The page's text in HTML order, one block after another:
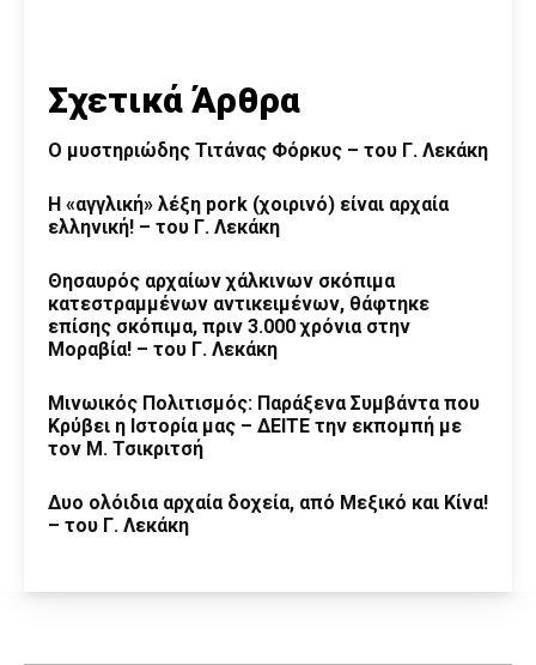
Σχετικά Άρθρα
O μυστηριώδης Τιτάνας Φόρκυς – του Γ. Λεκάκη
Η «αγγλική» λέξη pork (χοιρινό) είναι αρχαία
ελληνική! – του Γ. Λεκάκη
Θησαυρός αρχαίων χάλκινων σκόπιμα
κατεστραμμένων αντικειμένων, θάφτηκε
επίσης σκόπιμα, πριν 3.000 χρόνια στην
Μοραβία! – του Γ. Λεκάκη
Μινωικός Πολιτισμός: Παράξενα Συμβάντα που
Κρύβει η Ιστορία μας – ΔΕΙΤΕ την εκπομπή με
τον Μ. Τσικριτσή
Δυο ολόιδια αρχαία δοχεία, από Μεξικό και Κίνα!
– του Γ. Λεκάκη